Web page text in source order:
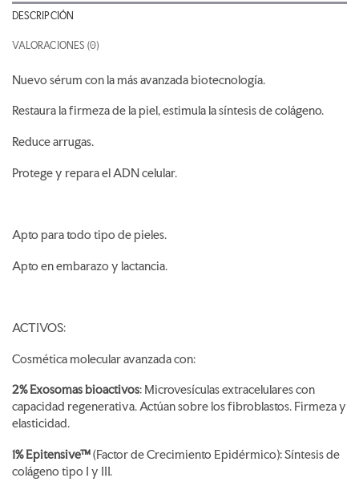
DESCRIPCIÓN
VALORACIONES (0)
Nuevo sérum con la más avanzada biotecnología.
Restaura la firmeza de la piel, estimula la síntesis de colágeno.
Reduce arrugas.
Protege y repara el ADN celular.
Apto para todo tipo de pieles.
Apto en embarazo y lactancia.
ACTIVOS:
Cosmética molecular avanzada con:
2% Exosomas bioactivos: Microvesículas extracelulares con
capacidad regenerativa. Actúan sobre los fibroblastos. Firmeza y
elasticidad.
1% Epitensive™(Factor de Crecimiento Epidérmico): Síntesis de
colágeno tipo I y III.